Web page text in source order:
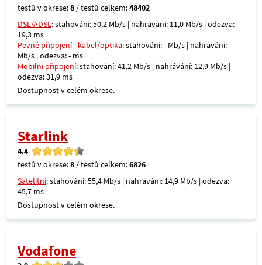
testů v okrese:8 / testů celkem:48402
DSL/ADSL: stahování: 50,2 Mb/s | nahrávání: 11,0 Mb/s | odezva:
19,3 ms
Pevné připojení - kabel/optika: stahování: - Mb/s | nahrávání: -
Mb/s | odezva: - ms
Mobilní připojení: stahování: 41,2 Mb/s | nahrávání: 12,9 Mb/s |
odezva: 31,9 ms
Dostupnost v celém okrese.
Starlink
4.4
testů v okrese:8 / testů celkem:6826
Satelitní: stahování: 55,4 Mb/s | nahrávání: 14,9 Mb/s | odezva:
45,7 ms
Dostupnost v celém okrese.
Vodafone